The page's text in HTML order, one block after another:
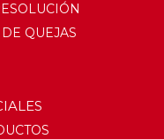
QUEJAS